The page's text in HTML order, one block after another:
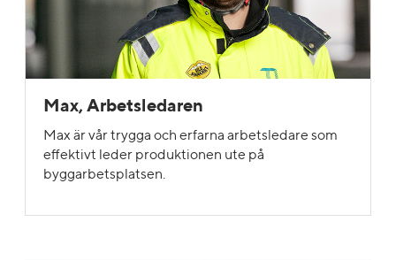
Max, Arbetsledaren
Max är vår trygga och erfarna arbetsledare som
effektivt leder produktionen ute på
byggarbetsplatsen.